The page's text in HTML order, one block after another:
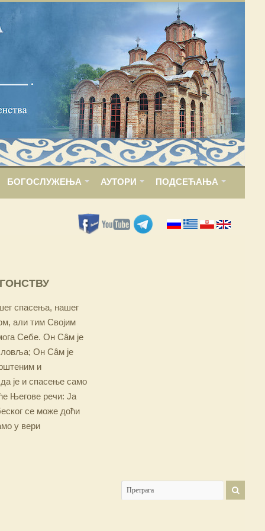
БОГОСЛУЖЕЊА АУТОРИ ПОДСЕЋАЊА
спасења, нашег
али тим Својим
Себе. Он Сâм је
Он Сâм је
и
је и спасење само
Његове речи: Ја
се може доћи
у вери